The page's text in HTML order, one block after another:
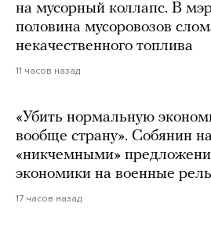
на мусорный коллапс. В
половина мусоровозов
некачественного топлива
11 часов назад
«Убить нормальную
вообще страну». Собянин
«никчемными»
экономики на военные
17 часов назад